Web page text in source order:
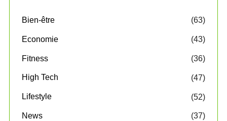
Bien-être (63)
Economie (43)
Fitness (36)
High Tech (47)
Lifestyle (52)
News (37)